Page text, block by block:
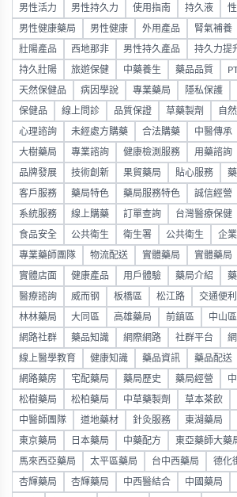
男性活力 男性持久力 使用指南 持久液
男性健康藥局 男性健康 外用產品 腎氣補養
壯陽產品 西地那非 男性持久產品 持久力提
持久壯陽 旅遊保健 中藥養生 藥品品質
天然保健品 病因學說 專業藥局 隱私保護
保健品 線上問診 品質保證 草藥製劑 自
心理諮詢 未經處方購藥 合法購藥 中醫傳承
大樹藥局 專業諮詢 健康檢測服務 用藥諮詢
品牌發展 技術創新 果貿藥局 貼心服務
客戶服務 藥局特色 藥局服務特色 誠信經營
系統服務 線上購藥 訂單查詢 台灣醫療保健
食品安全 公共衛生 衛生署 公共衛生 企
專業藥師團隊 物流配送 實體藥局 實體藥局
實體店面 健康產品 用戶體驗 藥局介紹
醫療諮詢 威而钢 板橋區 松江路 交通便利
林林藥局 大同區 高雄藥局 前鎮區 中山區
網路社群 藥品知識 網際網路 社群平台
線上醫學教育 健康知識 藥品資訊 藥品配送
網路藥房 宅配藥局 藥局歷史 藥局經營
松樹藥局 松柏藥局 中草藥製劑 草本茶飲
中醫師團隊 道地藥材 針灸服務 東湖藥局
東京藥局 日本藥局 中藥配方 東亞藥師大藥
馬來西亞藥局 太平區藥局 台中西藥局 德化
杏輝藥局 杏輝藥局 中西醫結合 中國藥局